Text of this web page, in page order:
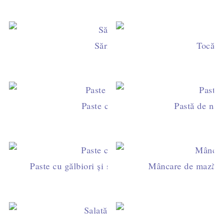
Sărmăluţe de post cu varză dulce
Paste cu roşii uscate şi busuioc
Pastă de
Paste cu gălbiori și sos de roșii (şi un ingredient
Mâncare de